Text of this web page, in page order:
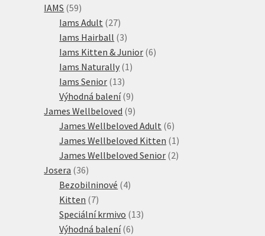
IAMS 5959
produktů
Iams Adult 2727
produktů
Iams Hairball 33
produkty
Iams Kitten & Junior 66
Iams Naturally 1 1
Iams Senior 1313
produktů
Výhodná balení 99
produktů
James Wellbeloved 99
produktů
James Wellbeloved Adult 66
produktů
James Wellbeloved Kitten 1 1
produkt
James Wellbeloved Senior 22
Josera 3636
produktů
Bezobilninové 44
Kitten 77
produktů
Speciální krmivo 1313
Výhodná balení 66